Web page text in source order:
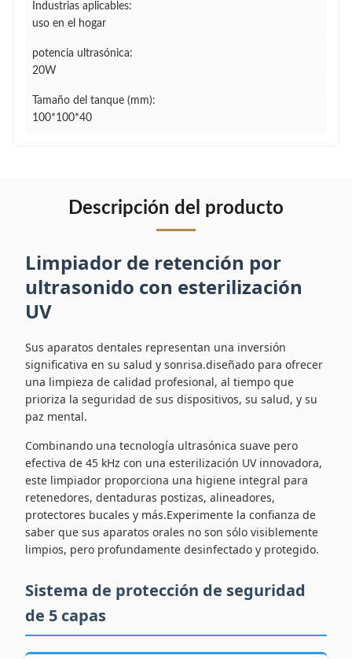
Industrias aplicables:
uso en el hogar
potencia ultrasónica:
20W
Tamaño del tanque (mm):
100*100*40
Descripción del producto
Limpiador de retención por
ultrasonido con esterilización
UV
Sus aparatos dentales representan una inversión
significativa en su salud y sonrisa.diseñado para ofrecer
una limpieza de calidad profesional, al tiempo que
prioriza la seguridad de sus dispositivos, su salud, y su
paz mental.
Combinando una tecnología ultrasónica suave pero
efectiva de 45 kHz con una esterilización UV innovadora,
este limpiador proporciona una higiene integral para
retenedores, dentaduras postizas, alineadores,
protectores bucales y más.Experimente la confianza de
saber que sus aparatos orales no son sólo visiblemente
limpios, pero profundamente desinfectado y protegido.
Sistema de protección de seguridad
de 5 capas